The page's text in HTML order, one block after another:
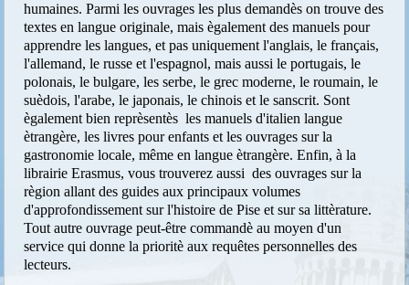
humaines. Parmi les ouvrages les plus demandès on trouve des
textes en langue originale, mais ègalement des manuels pour
apprendre les langues, et pas uniquement l'anglais, le français,
l'allemand, le russe et l'espagnol, mais aussi le portugais, le
polonais, le bulgare, les serbe, le grec moderne, le roumain, le
suèdois, l'arabe, le japonais, le chinois et le sanscrit. Sont
ègalement bien reprèsentès les manuels d'italien langue
ètrangère, les livres pour enfants et les ouvrages sur la
gastronomie locale, même en langue ètrangère. Enfin, à la
librairie Erasmus, vous trouverez aussi des ouvrages sur la
règion allant des guides aux principaux volumes
d'approfondissement sur l'histoire de Pise et sur sa littèrature.
Tout autre ouvrage peut-être commandè au moyen d'un
service qui donne la prioritè aux requêtes personnelles des
lecteurs.